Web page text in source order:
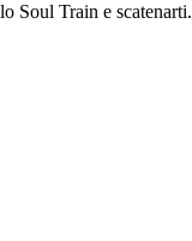
Soul Train e scatenarti.